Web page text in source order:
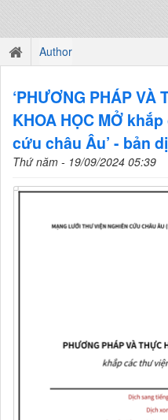
Author
‘PHƯƠNG PHÁP VÀ
KHOA HỌC MỞ
cứu châu Âu’ - bản
Thứ năm - 19/09/2024 05:39